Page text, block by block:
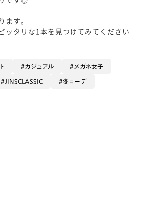
す。
ッタリな1本を見つけてみてください
カジュアル メガネ女子
JINSCLASSIC 冬コーデ